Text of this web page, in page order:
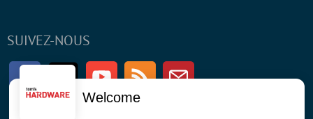
SUIVEZ-NOUS
FacebookTwitter Youtube RSS Newsletter
Welcome